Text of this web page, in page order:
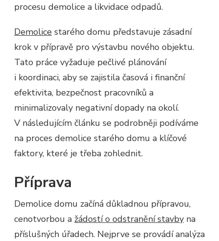
procesu demolice a likvidace odpadů.
Demolice starého domu představuje zásadní
krok v přípravě pro výstavbu nového objektu.
Tato práce vyžaduje pečlivé plánování
i koordinaci, aby se zajistila časová i finanční
efektivita, bezpečnost pracovníků a
minimalizovaly negativní dopady na okolí.
V následujícím článku se podrobněji podíváme
na proces demolice starého domu a klíčové
faktory, které je třeba zohlednit.
Příprava
Demolice domu začíná důkladnou přípravou,
cenotvorbou a žádostí o odstranění stavby na
příslušných úřadech. Nejprve se provádí analýza